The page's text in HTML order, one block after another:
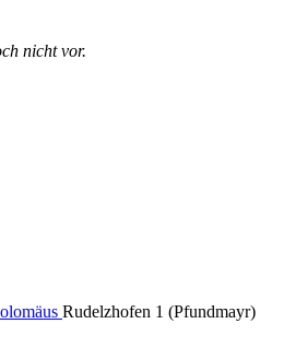
nicht vor.
Rudelzhofen 1 (Pfundmayr)